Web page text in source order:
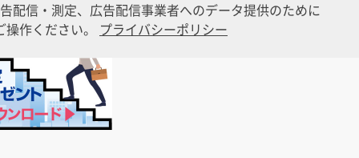
配信・測定、広告配信事業者へのデータ提供のために
作ください。 プライバシーポリシー